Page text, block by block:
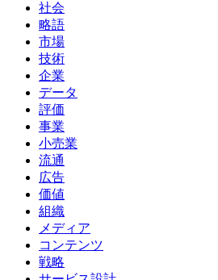
社会
略語
市場
技術
企業
データ
評価
事業
小売業
流通
広告
価値
組織
メディア
コンテンツ
戦略